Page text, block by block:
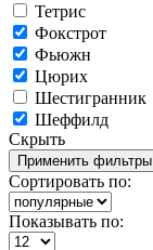
Тетрис
Фокстрот
Фьюжн
Цюрих
Шестигранник
Шеффилд
Скрыть
Сортировать по:
Показывать по: